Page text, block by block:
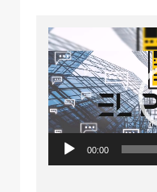
Reproductor
de
vídeo
00:00